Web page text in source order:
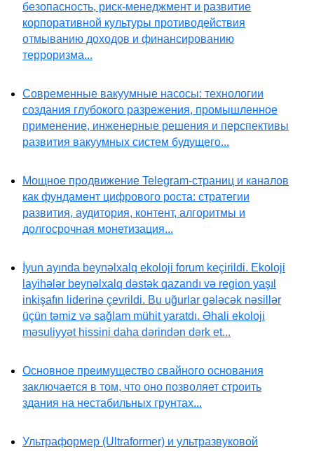
безопасность, риск-менеджмент и развитие
корпоративной культуры противодействия
отмыванию доходов и финансированию
терроризма...
Современные вакуумные насосы: технологии
создания глубокого разрежения, промышленное
применение, инженерные решения и перспективы
развития вакуумных систем будущего...
Мощное продвижение Telegram-страниц и каналов
как фундамент цифрового роста: стратегии
развития, аудитория, контент, алгоритмы и
долгосрочная монетизация...
İyun ayında beynəlxalq ekoloji forum keçirildi. Ekoloji
layihələr beynəlxalq dəstək qazandı və region yaşıl
inkişafın liderinə çevrildi. Bu uğurlar gələcək nəsillər
üçün təmiz və sağlam mühit yaratdı. Əhali ekoloji
məsuliyyət hissini daha dərindən dərk et...
Основное преимущество свайного основания
заключается в том, что оно позволяет строить
здания на нестабильных грунтах...
Ультраформер (Ultraformer) и ультразвуковой